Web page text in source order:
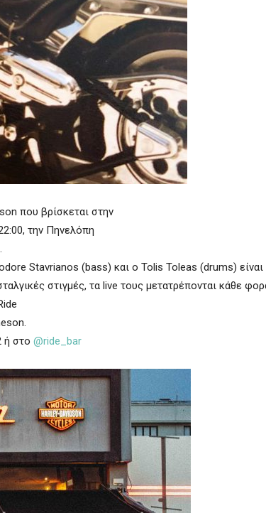
που βρίσκεται στην
την Πηνελόπη
Stavrianos (bass) και o Tolis Toleas (drums)
στιγμές, τα live τους μετατρέπονται κάθε
ή στο @ride_bar